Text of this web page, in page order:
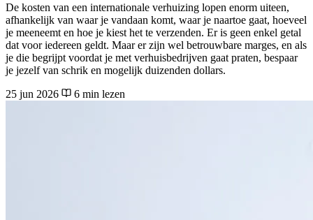
De kosten van een internationale verhuizing lopen enorm uiteen,
afhankelijk van waar je vandaan komt, waar je naartoe gaat, hoeveel
je meeneemt en hoe je kiest het te verzenden. Er is geen enkel getal
dat voor iedereen geldt. Maar er zijn wel betrouwbare marges, en als
je die begrijpt voordat je met verhuisbedrijven gaat praten, bespaar
je jezelf van schrik en mogelijk duizenden dollars.
25 jun 2026
6 min lezen